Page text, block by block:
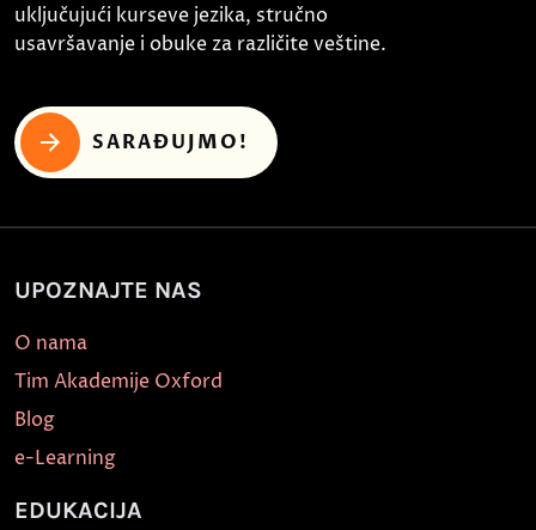
uključujući kurseve jezika, stručno
usavršavanje i obuke za različite veštine.
SARAĐUJMO!
UPOZNAJTE NAS
O nama
Tim Akademije Oxford
Blog
e-Learning
EDUKACIJA